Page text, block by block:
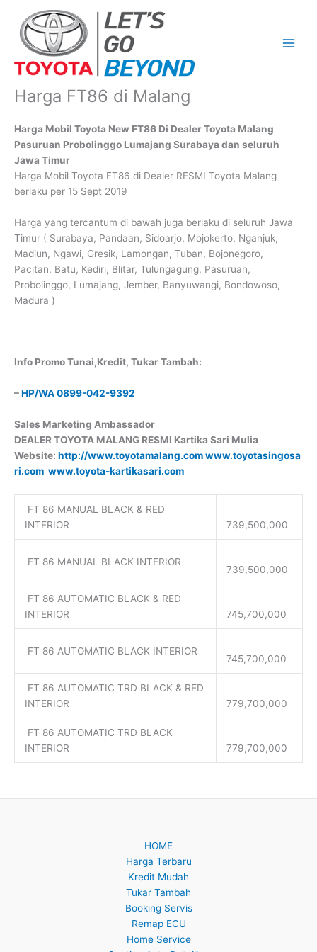
content
Harga FT86 di Malang
Harga Mobil Toyota New FT86 Di Dealer Toyota Malang
Pasuruan Probolinggo Lumajang Surabaya dan seluruh
Jawa Timur
Harga Mobil Toyota FT86 di Dealer RESMI Toyota Malang
berlaku per 15 Sept 2019
Harga yang tercantum di bawah juga berlaku di seluruh Jawa
Timur ( Surabaya, Pandaan, Sidoarjo, Mojokerto, Nganjuk,
Madiun, Ngawi, Gresik, Lamongan, Tuban, Bojonegoro,
Pacitan, Batu, Kediri, Blitar, Tulungagung, Pasuruan,
Probolinggo, Lumajang, Jember, Banyuwangi, Bondowoso,
Madura )
Info Promo Tunai,Kredit, Tukar Tambah:
–HP/WA 0899-042-9392
Sales Marketing Ambassador
DEALER TOYOTA MALANG RESMI Kartika Sari Mulia
Website: http://www.toyotamalang.comwww.toyotasingosa
ri.com www.toyota-kartikasari.com
FT 86 MANUAL BLACK & RED
INTERIOR
739,500,000
FT 86 MANUAL BLACK INTERIOR
739,500,000
FT 86 AUTOMATIC BLACK & RED
INTERIOR
745,700,000
FT 86 AUTOMATIC BLACK INTERIOR
745,700,000
FT 86 AUTOMATIC TRD BLACK & RED
INTERIOR
779,700,000
FT 86 AUTOMATIC TRD BLACK
INTERIOR
779,700,000
HOME
Harga Terbaru
Kredit Mudah
Tukar Tambah
Booking Servis
Remap ECU
Home Service